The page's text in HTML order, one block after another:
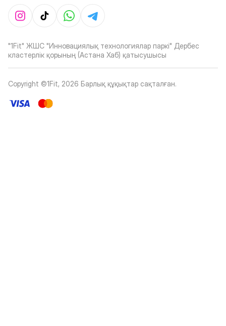
"1Fit" ЖШС "Инновациялық технологиялар паркі" Дербес
кластерлік қорының (Астана Хаб) қатысушысы
Copyright ©1Fit, 2026 Барлық құқықтар сақталған.